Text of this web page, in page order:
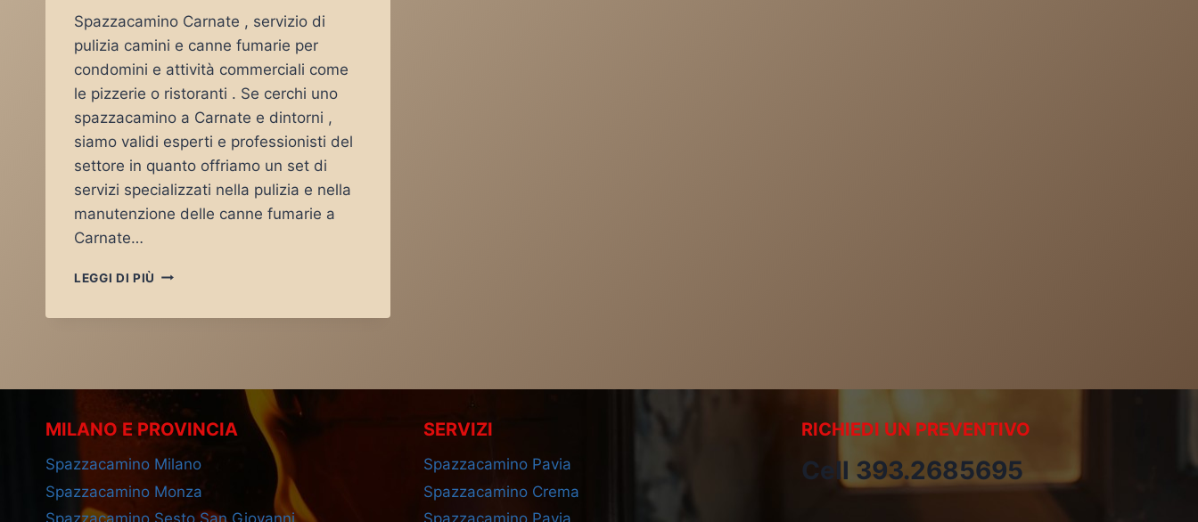
Spazzacamino Carnate , servizio di
pulizia camini e canne fumarie per
condomini e attività commerciali come
le pizzerie o ristoranti . Se cerchi uno
spazzacamino a Carnate e dintorni ,
siamo validi esperti e professionisti del
settore in quanto offriamo un set di
servizi specializzati nella pulizia e nella
manutenzione delle canne fumarie a
Carnate…
LEGGI DI PIÙ SPAZZACAMINO
MILANO E PROVINCIA
Spazzacamino Milano
Spazzacamino Monza
SERVIZI
Spazzacamino Pavia
Spazzacamino Crema
RICHIEDI UN PREVENTIVO
Cell 393.2685695